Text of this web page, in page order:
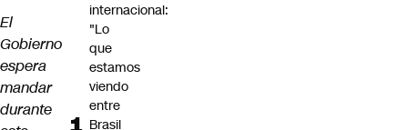
El
Gobierno
espera
mandar
durante
internacional:
"Lo
que
estamos
viendo
entre
Brasil